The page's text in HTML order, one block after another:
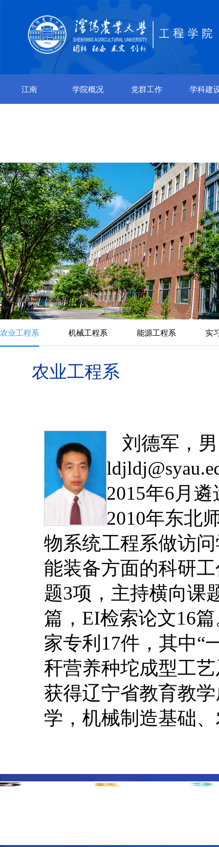
江南 学院概况 党群工作 学科建
农业工程系 机械工程系 能源工程系 实
农业工程系
刘德军，
2015年6月
2010年东北
物系统工程系做访
能装备方面的科研
题3项，主持横向课
篇，EI检索论文16
家专利17件，其中“
秆营养种坨成型工
获得辽宁省教育教
学，机械制造基础